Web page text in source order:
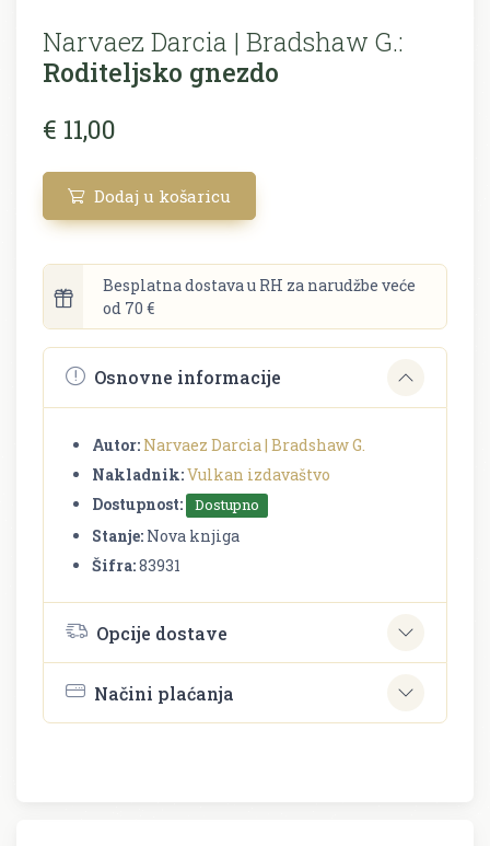
Narvaez Darcia | Bradshaw G.:
Roditeljsko gnezdo
€ 11,00
Dodaj u košaricu
Besplatna dostava u RH za narudžbe veće
od 70 €
Osnovne informacije
Autor: Narvaez Darcia | Bradshaw G.
Nakladnik:Vulkan izdavaštvo
Dostupnost:
Dostupno
Stanje: Nova knjiga
Šifra:83931
Opcije dostave
Načini plaćanja